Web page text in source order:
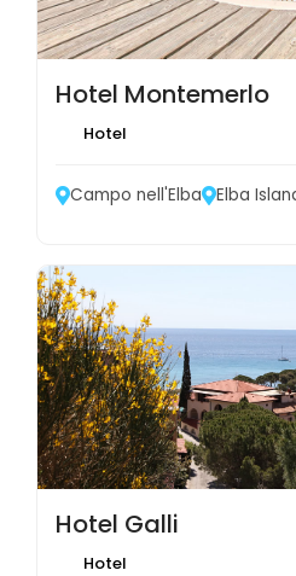
Hotel Montemerlo
Hotel
Campo nell'Elba Elba
Hotel Galli
Hotel